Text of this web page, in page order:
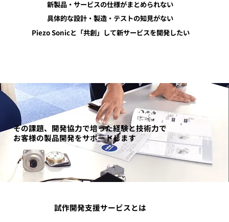
​新製品・サービスの仕様がまとめられない
​Piezo Sonicと「共創」して新サービスを開発したい
具体的な設計・製造・テストの知見がない
その課題、開発協力で培った経験と技術力で
お客様の製品開発をサポートします
試作開発支援サービスとは